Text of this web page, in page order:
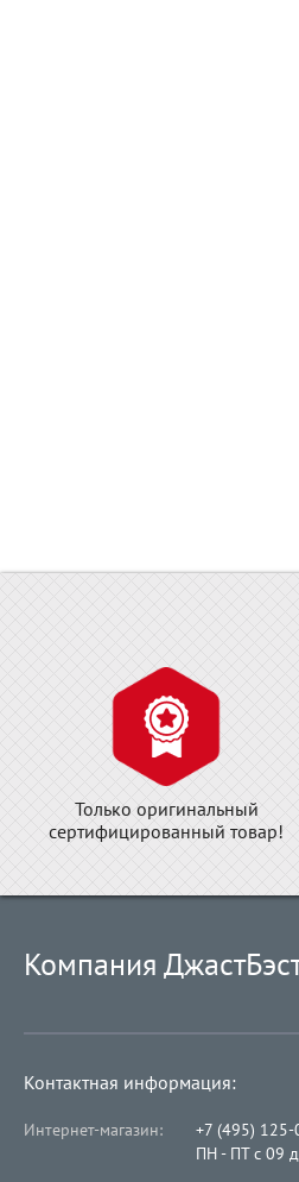
Только оригинальный
сертифицированный товар!
Компания
Контактная информация:
Интернет-магазин:
+7 (495)
ПН - ПТ с 09